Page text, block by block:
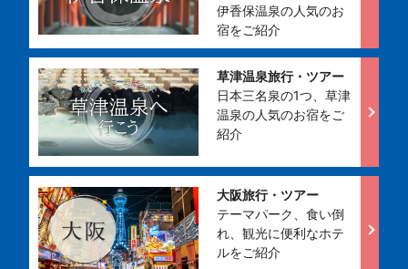
伊香保温泉の人気のお
宿をご紹介
草津温泉旅行・ツアー
日本三名泉の1つ、草津
温泉の人気のお宿をご
紹介
大阪旅行・ツアー
テーマパーク、食い倒
れ、観光に便利なホテ
ルをご紹介